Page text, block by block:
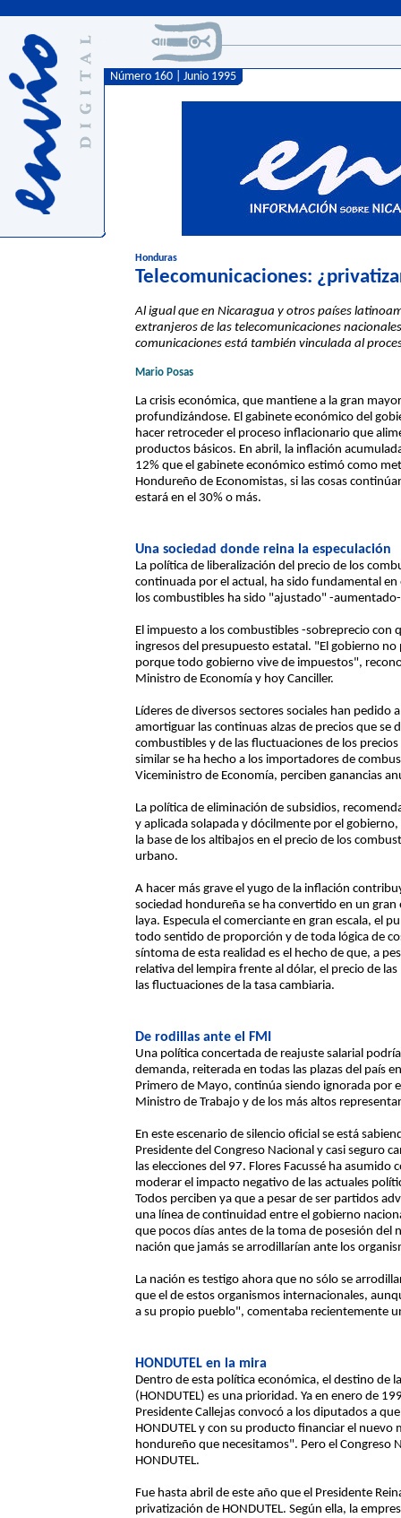
Número 160 | Junio 1995
Honduras
Telecomunicaciones:
Al igual que en Nicaragua y otros países
extranjeros de las telecomunicaciones
comunicaciones está también vinculada al
Mario Posas
La crisis económica, que mantiene a la gran
profundizándose. El gabinete económico del
hacer retroceder el proceso inflacionario que
productos básicos. En abril, la inflación
12% que el gabinete económico estimó como
Hondureño de Economistas, si las cosas
estará en el 30% o más.
Una sociedad donde reina la especulación
La política de liberalización del precio de los
continuada por el actual, ha sido fundamental
los combustibles ha sido "ajustado" -
El impuesto a los combustibles -sobreprecio con
ingresos del presupuesto estatal. "El gobierno
porque todo gobierno vive de impuestos",
Ministro de Economía y hoy Canciller.
Líderes de diversos sectores sociales han
amortiguar las continuas alzas de precios que se
combustibles y de las fluctuaciones de los
similar se ha hecho a los importadores de
Viceministro de Economía, perciben ganancias
La política de eliminación de subsidios,
y aplicada solapada y dócilmente por el
la base de los altibajos en el precio de los
urbano.
A hacer más grave el yugo de la inflación
sociedad hondureña se ha convertido en un
laya. Especula el comerciante en gran escala, el
todo sentido de proporción y de toda lógica de
síntoma de esta realidad es el hecho de que, a
relativa del lempira frente al dólar, el precio de
las fluctuaciones de la tasa cambiaria.
De rodillas ante el FMI
Una política concertada de reajuste salarial
demanda, reiterada en todas las plazas del país
Primero de Mayo, continúa siendo ignorada por
Ministro de Trabajo y de los más altos
En este escenario de silencio oficial se está
Presidente del Congreso Nacional y casi seguro
las elecciones del 97. Flores Facussé ha
moderar el impacto negativo de las actuales
Todos perciben ya que a pesar de ser partidos
una línea de continuidad entre el gobierno
que pocos días antes de la toma de posesión del
nación que jamás se arrodillarían ante los
La nación es testigo ahora que no sólo se
que el de estos organismos internacionales,
a su propio pueblo", comentaba recientemente
HONDUTEL en la mira
Dentro de esta política económica, el destino de
(HONDUTEL) es una prioridad. Ya en enero de
Presidente Callejas convocó a los diputados a
HONDUTEL y con su producto financiar el
hondureño que necesitamos". Pero el Congreso
HONDUTEL.
Fue hasta abril de este año que el Presidente
privatización de HONDUTEL. Según ella, la